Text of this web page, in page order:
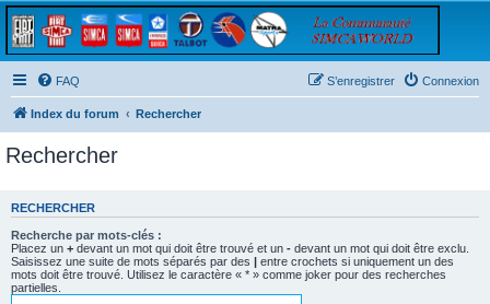
FAQ Connexion
S’enregistrer
Index du forum Rechercher
Rechercher
RECHERCHER
Recherche par mots-clés :
Placez un + devant un mot qui doit être trouvé et un - devant un mot qui doit être exclu.
Saisissez une suite de mots séparés par des | entre crochets si uniquement un des
mots doit être trouvé. Utilisez le caractère « * » comme joker pour des recherches
partielles.